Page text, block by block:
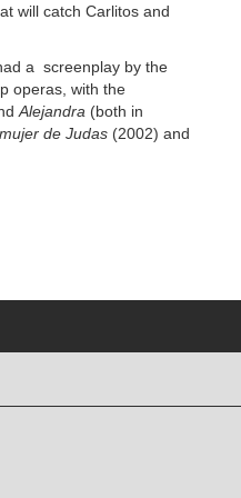
will catch Carlitos and
a screenplay by the
operas, with the
Alejandra (both in
de Judas (2002) and